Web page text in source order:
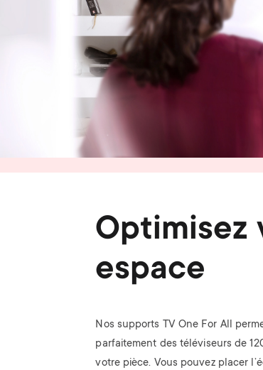
Optimisez
espace
Nos supports TV One For All
parfaitement des téléviseurs de
votre pièce. Vous pouvez placer